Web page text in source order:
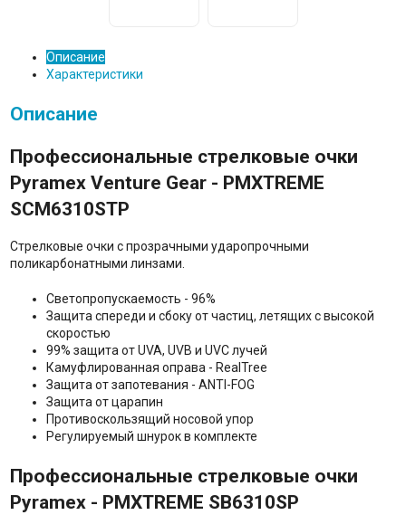
Описание
Характеристики
Описание
Профессиональные стрелковые очки
Pyramex Venture Gear - PMXTREME
SCM6310STP
Стрелковые очки с прозрачными ударопрочными
поликарбонатными линзами.
Светопропускаемость - 96%
Защита спереди и сбоку от частиц, летящих с высокой
скоростью
99% защита от UVA, UVB и UVC лучей
Камуфлированная оправа - RealTree
Защита от запотевания - ANTI-FOG
Защита от царапин
Противоскользящий носовой упор
Регулируемый шнурок в комплекте
Профессиональные стрелковые очки
Pyramex - PMXTREME SB6310SP